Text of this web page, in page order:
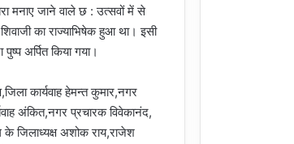
मनाए जाने वाले छ : उत्सवों में से
का राज्याभिषेक हुआ था। इसी
अर्पित किया गया।
कार्यवाह हेमन्त कुमार,नगर
अंकित,नगर प्रचारक विवेकानंद,
के जिलाध्यक्ष अशोक राय,राजेश